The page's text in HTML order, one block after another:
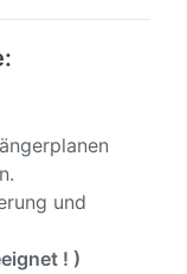
und
! )